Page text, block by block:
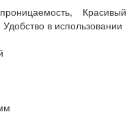
Красивый
Удобство в использовании